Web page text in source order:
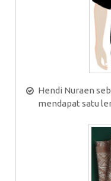
Hendi Nuraen
mendapat satu